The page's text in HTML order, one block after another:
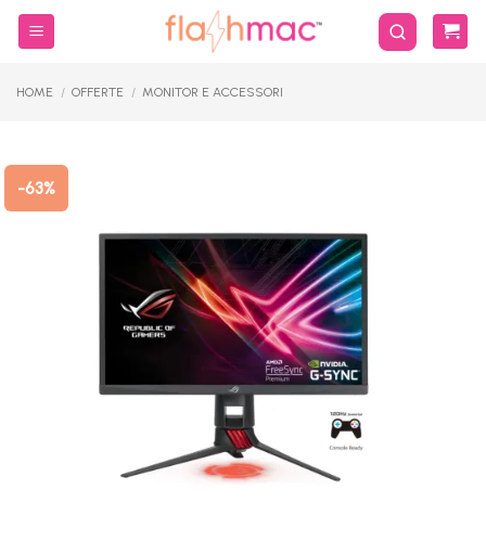
Salta
HOME / OFFERTE / MONITOR E ACCESSORI
-63%